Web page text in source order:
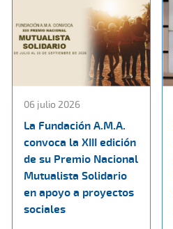
06 julio 2026
La Fundación A.M.A.
convoca la XIII edición
de su Premio Nacional
Mutualista Solidario
en apoyo a proyectos
sociales